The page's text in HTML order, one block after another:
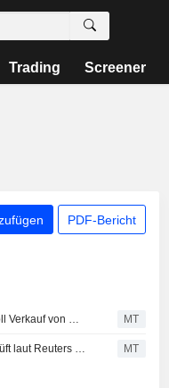
Trading Screener
PDF-Bericht
Brookfield Infrastructure soll Verkauf von NorthRiver Midstream für 5 Mrd. USD prüfen MT
Brookfield Infrastructure prüft laut Reuters den Verkauf von NorthRiver Midstream für 5 Mrd. USD MT